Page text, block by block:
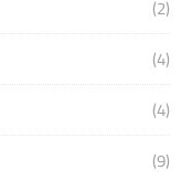
(2)
(4)
(4)
(9)